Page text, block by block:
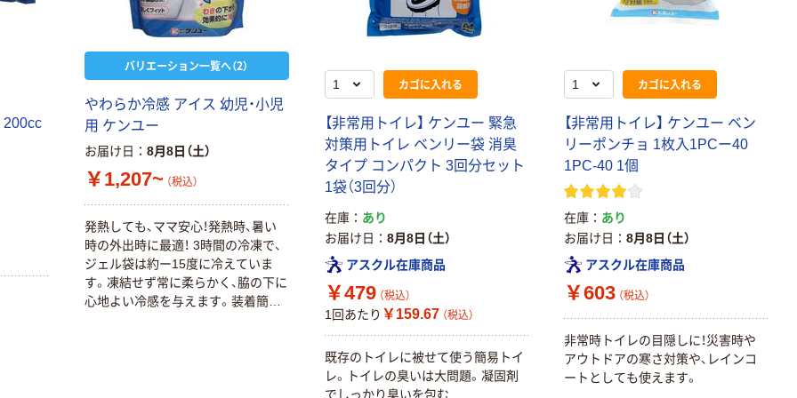
200cc
バリエーション一覧へ（2）
やわらか冷感 アイス 幼児・小児
用 ケンユー
お届け日 8月8日（土）
￥1,207~ （税込）
発熱しても、ママ安心！発熱時、暑い
時の外出時に最適！ 3時間の冷凍で、
ジェル袋は約ー15度に冷えていま
す。凍結せず常に柔らかく、脇の下に
心地よい冷感を与えます。装着簡単
カゴに入れる
【非常用トイレ】 ケンユー 緊急
対策用トイレ ベンリー袋 消臭
タイプ コンパクト 3回分セット
1袋（3回分）
在庫
あり
お届け日
8月8日（土）
アスクル在庫商品
￥479 （税込）
1回あたり ￥159.67 （税込）
既存のトイレに被せて使う簡易トイ
レ。トイレの臭いは大問題。凝固剤
でしっかり臭いを包む
カゴに入れる
【非常用トイレ】 ケンユー ベン
リーポンチョ 1枚入1PCー40
1PC-40 1個
在庫
あり
お届け日
8月8日（土）
アスクル在庫商品
￥603 （税込）
非常時トイレの目隠しに！災害時や
アウトドアの寒さ対策や、レインコ
ートとしても使えます。
ト 冷却用品 ひ
んやりグッズ 繰
り返し グローバ
ル・ジャパン
￥1,698~
（税込）
サラヤ
（SARAYA） サラ
ヤ クールリフレ
￥209~ （税込）
小林製薬 熱さま
シート
￥432~ （税込）
り返し ポーチ付
人気商品
アイスノン ICE
KING 極冷えボ
ディミスト 白元
アース 熱中症対
￥698~ （税込）
人気商品
と冷える アイス
パック 使い捨て
携帯 冷却用品
武田コーポレー
ション 1個
カゴへ
人気商品
アイリスオーヤ
マ クールタオル